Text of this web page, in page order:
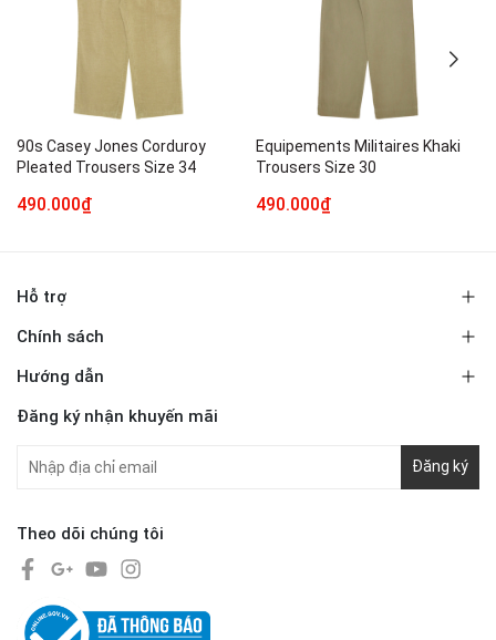
90s Casey Jones Corduroy
Pleated Trousers Size 34
490.000₫
Equipements Militaires Khaki
Trousers Size 30
490.000₫
Hỗ trợ
Chính sách
Hướng dẫn
Đăng ký nhận khuyến mãi
Đăng ký
Theo dõi chúng tôi